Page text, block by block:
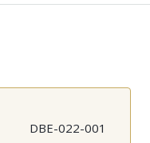
DBE-022-001